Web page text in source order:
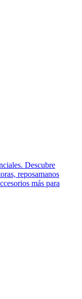
Descubre
reposamanos
más para